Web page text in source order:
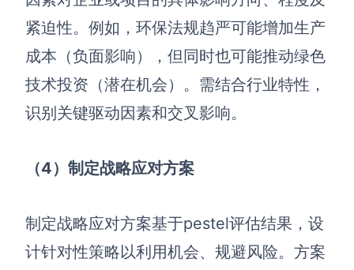
紧迫性。例如，环保法规趋严可能增加生产
成本（负面影响），但同时也可能推动绿色
技术投资（潜在机会）。需结合行业特性，
识别关键驱动因素和交叉影响。
（4）制定战略应对方案
制定战略应对方案基于pestel评估结果，设
计针对性策略以利用机会、规避风险。方案